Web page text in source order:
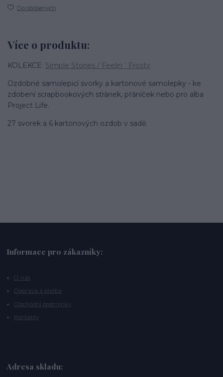
Do oblíbených
Více o produktu:
KOLEKCE: Simple Stories / Feelin´ Frosty
Ozdobné samolepicí svorky a kartonové samolepky - ke
zdobení scrapbookových stránek, přáníček nebo pro alba
Project Life.
27 svorek a 6 kartonových ozdob v sadě.
Informace pro zákazníky:
O nás
Doprava a platba
Obchodní podmínky
Kontakty
Adresa skladu: